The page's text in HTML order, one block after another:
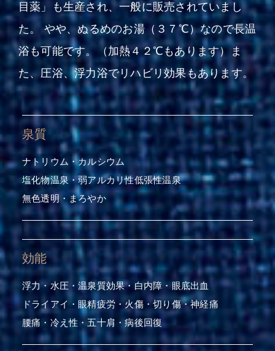
目薬」も生産され、一般に販売されていまし
た。 やや、ぬるめのお湯（３７℃）なので長温
浴も可能です。（加熱４２℃もあります）ま
た、圧浴、浮力浴でリハビリ効果もあります。
泉質
ナトリウム・カルシウム
塩化物温泉・弱アルカリ性低張性温泉
無色透明・まろやか
効能
浮力・水圧・温泉質効果・白内障・眼底出血
ドライアイ・眼精疲労・火傷・切り傷・神経痛
腰痛・冷え性・五十肩・病後回復